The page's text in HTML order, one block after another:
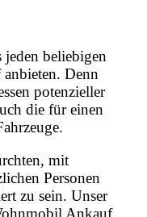
beliebigen
Denn
potenzieller
die für einen
mit
Personen
zu sein. Unser
Ankauf